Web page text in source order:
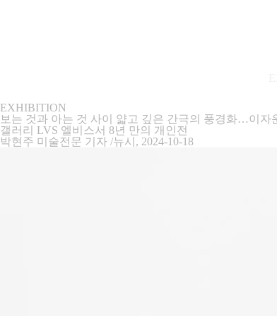
EXHIBITION
보는 것과 아는 것 사이 얇고 깊은 간극의 풍경화…이자
갤러리 LVS 엘비스서 8년 만의 개인전
박현주 미술전문 기자 /뉴시 , 2024-10-18